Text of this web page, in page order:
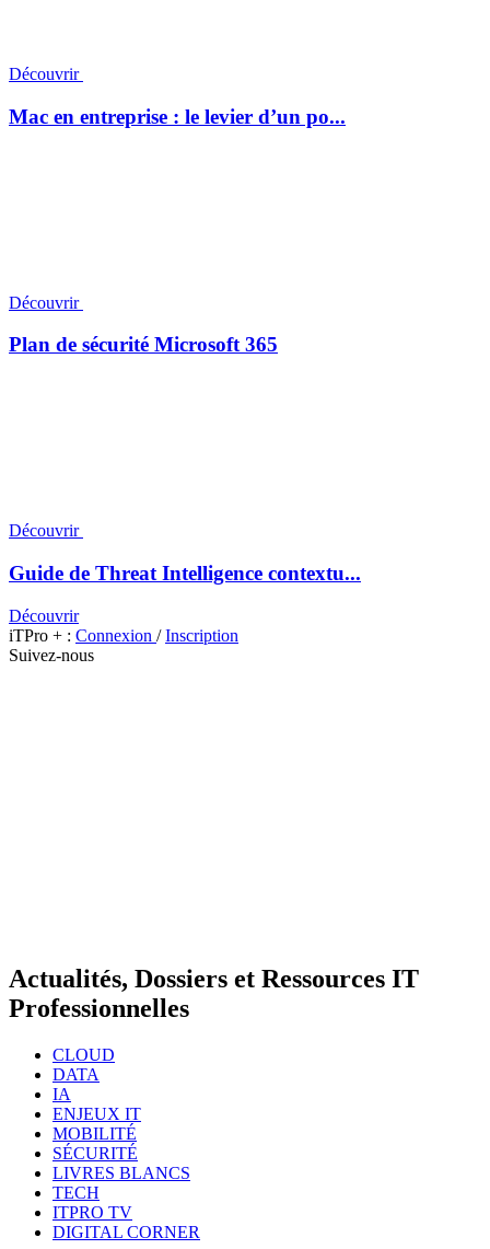
Découvrir
Mac en entreprise : le levier d’un po...
Découvrir
Plan de sécurité Microsoft 365
Découvrir
Guide de Threat Intelligence contextu...
Découvrir
iTPro + : Connexion /Inscription
Suivez-nous
Actualités, Dossiers et Ressources IT
Professionnelles
CLOUD
DATA
IA
ENJEUX IT
MOBILITÉ
SÉCURITÉ
LIVRES BLANCS
TECH
ITPRO TV
DIGITAL CORNER